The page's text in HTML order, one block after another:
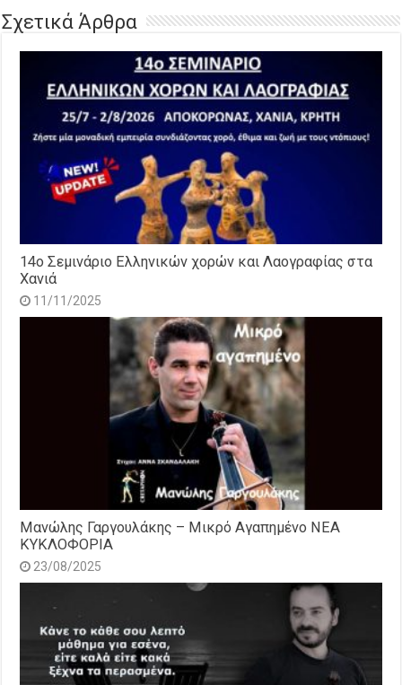
Σχετικά Άρθρα
14o Σεμινάριο Ελληνικών χορών και Λαογραφίας στα
Χανιά
11/11/2025
Μανώλης Γαργουλάκης – Μικρό Αγαπημένο NEΑ
ΚΥΚΛΟΦΟΡΙΑ
23/08/2025